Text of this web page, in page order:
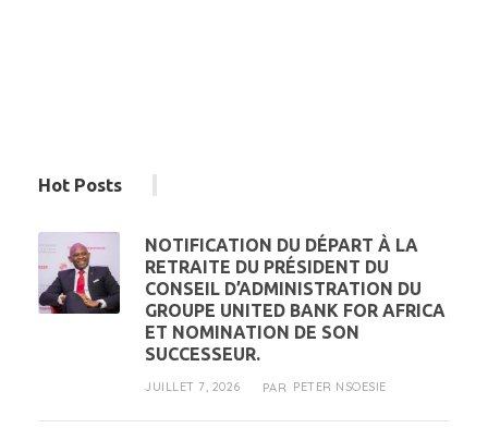
Hot Posts
NOTIFICATION DU DÉPART À LA
RETRAITE DU PRÉSIDENT DU
CONSEIL D’ADMINISTRATION DU
GROUPE UNITED BANK FOR AFRICA
ET NOMINATION DE SON
SUCCESSEUR.
JUILLET 7, 2026 PAR PETER NSOESIE